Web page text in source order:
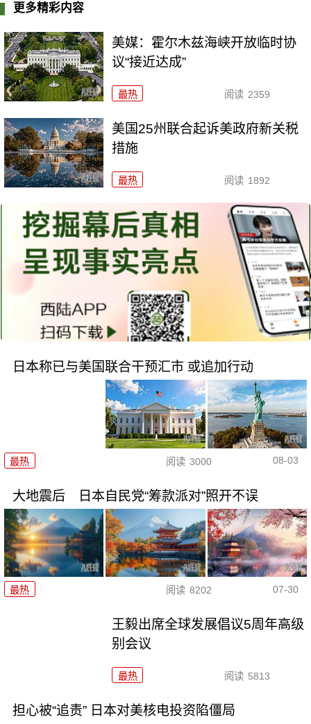
更多精彩内容
美媒：霍尔木兹海峡开放临时协
议“接近达成”
最热 阅读 2359
美国25州联合起诉美政府新关税
措施
最热 阅读 1892
日本称已与美国联合干预汇市 或追加行动
最热 阅读 3000 08-03
大地震后 日本自民党“筹款派对”照开不误
最热 阅读 8202 07-30
王毅出席全球发展倡议5周年高级
别会议
最热 阅读 5813
担心被“追责” 日本对美核电投资陷僵局